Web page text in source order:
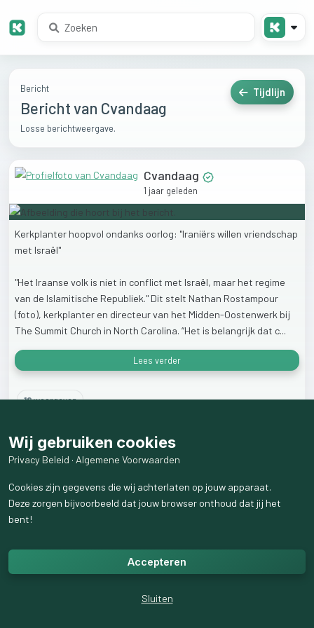
Bericht
Bericht van Cvandaag
Losse berichtweergave.
Tijdlijn
Cvandaag
1 jaar geleden
Kerkplanter hoopvol ondanks oorlog: "Iraniërs willen vriendschap
met Israël"
"Het Iraanse volk is niet in conflict met Israël, maar het regime
van de Islamitische Republiek." Dit stelt Nathan Rostampour
(foto), kerkplanter en directeurvan het Midden-Oostenwerk bij
The Summit Church in North Carolina. “Het is belangrijk dat c...
Lees verder
18weergaven
Wij gebruiken cookies
Privacy Beleid · Algemene Voorwaarden
Cookies zijn gegevens die wij achterlaten op jouw apparaat.
Deze zorgen bijvoorbeeld dat jouw browser onthoud dat jij het
bent!
Accepteren
Sluiten